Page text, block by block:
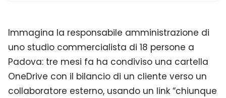
Immagina la responsabile amministrazione di
uno studio commercialista di 18 persone a
Padova: tre mesi fa ha condiviso una cartella
OneDrive con il bilancio di un cliente verso un
collaboratore esterno, usando un link “chiunque